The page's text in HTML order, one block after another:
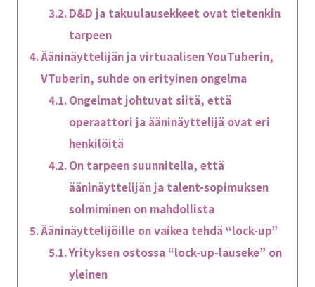
D&D ja takuulausekkeet ovat tietenkin
tarpeen
Ääninäyttelijän ja virtuaalisen YouTuberin,
VTuberin, suhde on erityinen ongelma
Ongelmat johtuvat siitä, että
operaattori ja ääninäyttelijä ovat eri
henkilöitä
On tarpeen suunnitella, että
ääninäyttelijän ja talent-sopimuksen
solmiminen on mahdollista
Ääninäyttelijöille on vaikea tehdä “lock-up”
Yrityksen ostossa “lock-up-lauseke” on
yleinen